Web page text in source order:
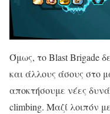
Όμως, το Blast Brigade
και άλλους άσους στο
αποκτήσουμε νέες
climbing. Μαζί λοιπόν